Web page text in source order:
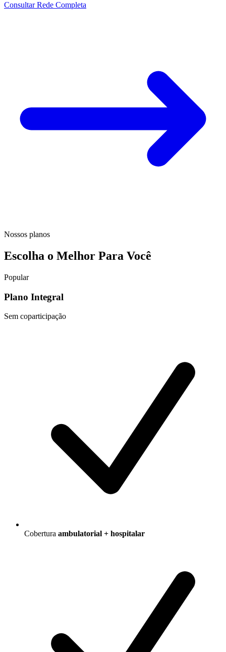
Consultar Rede Completa
Nossos planos
Escolha o Melhor Para Você
Popular
Plano Integral
Sem coparticipação
Cobertura ambulatorial + hospitalar